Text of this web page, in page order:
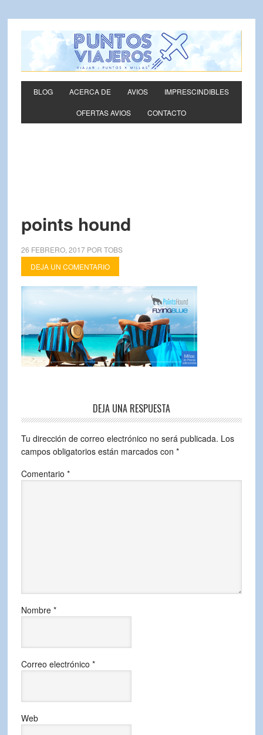
BLOG ACERCA DE AVIOS IMPRESCINDIBLES
OFERTAS AVIOS CONTACTO
points hound
26 FEBRERO, 2017POR TOBS
DEJA UN COMENTARIO
DEJA UNA RESPUESTA
Tu dirección de correo electrónico no será publicada. Los
campos obligatorios están marcados con *
Comentario *
Nombre *
Correo electrónico *
Web